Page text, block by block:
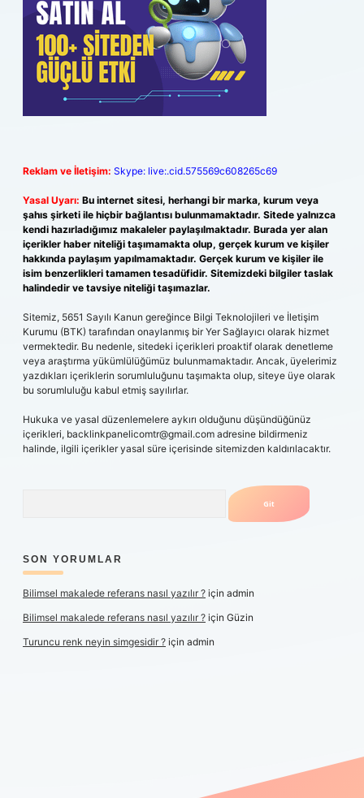
Reklam ve İletişim: Skype: live:.cid.575569c608265c69
Yasal Uyarı: Bu internet sitesi, herhangi bir marka, kurum veya
şahıs şirketi ile hiçbir bağlantısı bulunmamaktadır. Sitede yalnızca
kendi hazırladığımız makaleler paylaşılmaktadır. Burada yer alan
içerikler haber niteliği taşımamakta olup, gerçek kurum ve kişiler
hakkında paylaşım yapılmamaktadır. Gerçek kurum ve kişiler ile
isim benzerlikleri tamamen tesadüfidir. Sitemizdeki bilgiler taslak
halindedir ve tavsiye niteliği taşımazlar.
Sitemiz, 5651 Sayılı Kanun gereğince Bilgi Teknolojileri ve İletişim
Kurumu (BTK) tarafından onaylanmış bir Yer Sağlayıcı olarak hizmet
vermektedir. Bu nedenle, sitedeki içerikleri proaktif olarak denetleme
veya araştırma yükümlülüğümüz bulunmamaktadır. Ancak, üyelerimiz
yazdıkları içeriklerin sorumluluğunu taşımakta olup, siteye üye olarak
bu sorumluluğu kabul etmiş sayılırlar.
Hukuka ve yasal düzenlemelere aykırı olduğunu düşündüğünüz
içerikleri, backlinkpanelicomtr@gmail.com adresine bildirmeniz
halinde, ilgili içerikler yasal süre içerisinde sitemizden kaldırılacaktır.
SON YORUMLAR
Bilimsel makalede referans nasıl yazılır ? için admin
Bilimsel makalede referans nasıl yazılır ? için Güzin
Turuncu renk neyin simgesidir ? için admin